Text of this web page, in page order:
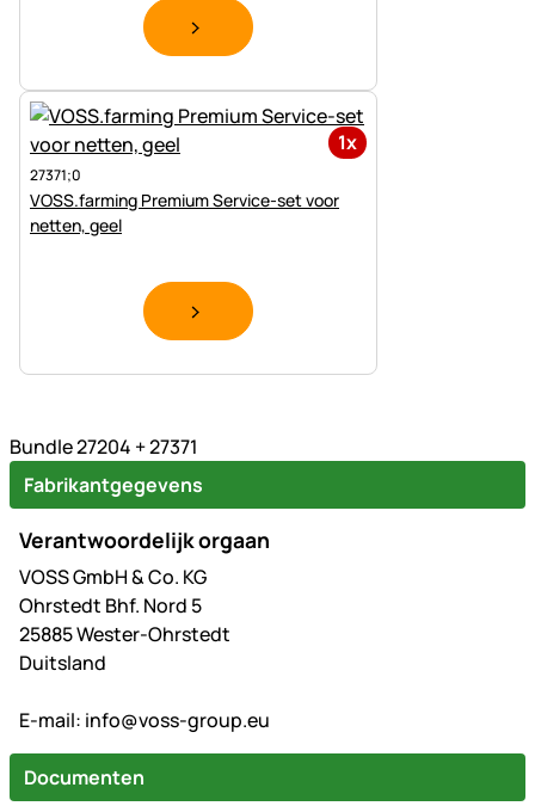
1x
27371;0
VOSS.farming Premium Service-set voor
netten, geel
Bundle 27204 + 27371
Fabrikantgegevens
Verantwoordelijk orgaan
VOSS GmbH & Co. KG
Ohrstedt Bhf. Nord 5
25885 Wester-Ohrstedt
Duitsland
E-mail: info@voss-group.eu
Documenten